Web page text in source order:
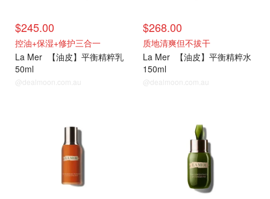
$245.00
控油+保湿+修护三合一
La Mer
【油皮】平衡精粹乳
50ml
@dealmoon.com.au
$268.00
质地清爽但不拔干
La Mer
【油皮】平衡精粹水
150ml
@dealmoon.com.au